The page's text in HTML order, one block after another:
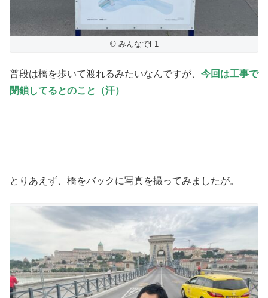
© みんなでF1
普段は橋を歩いて渡れるみたいなんですが、 今回は工事で
閉鎖してるとのこと（汗）
とりあえず、橋をバックに写真を撮ってみましたが。